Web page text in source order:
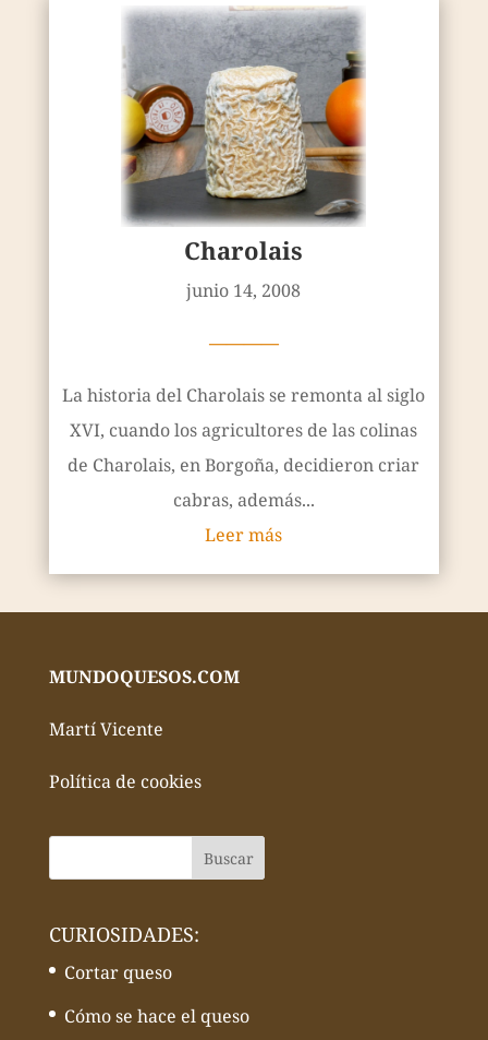
Charolais
junio 14, 2008
————
La historia del Charolais se remonta al siglo
XVI, cuando los agricultores de las colinas
de Charolais, en Borgoña, decidieron criar
cabras, además...
Leer más
MUNDOQUESOS.COM
Martí Vicente
Política de cookies
CURIOSIDADES:
Cortar queso
Cómo se hace el queso